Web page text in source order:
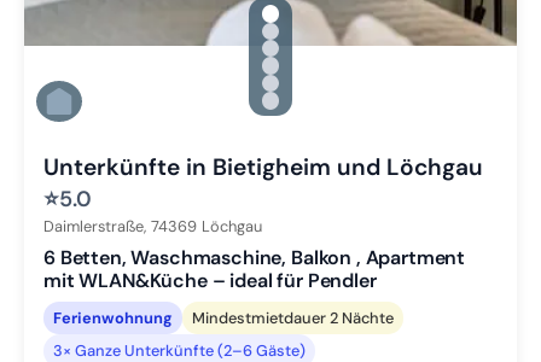
gallery.slide_selector
Zu Slide 1 wechseln
Zu Slide 2 wechseln
Zu Slide 3 wechseln
Zu Slide 4 wechseln
Zu Slide 5 wechseln
Zu Slide 6 wechseln
Unterkünfte in Bietigheim und Löchgau
⭐5.0
Daimlerstraße, 74369 Löchgau
6 Betten, Waschmaschine, Balkon , Apartment
mit WLAN&Küche – ideal für Pendler
Ferienwohnung
Mindestmietdauer 2 Nächte
3× Ganze Unterkünfte (2–6 Gäste)